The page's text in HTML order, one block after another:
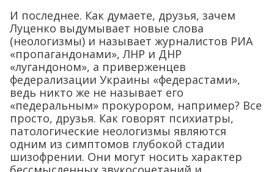
И последнее. Как думаете, друзья, зачем
Луценко выдумывает новые слова
(неологизмы) и называет журналистов РИА
«пропагандонами», ЛНР и ДНР
«лугандоном», а приверженцев
федерализации Украины «федерастами»,
ведь никто же не называет его
«педеральным» прокурором, например? Все
просто, друзья. Как говорят психиатры,
патологические неологизмы являются
одним из симптомов глубокой стадии
шизофрении. Они могут носить характер